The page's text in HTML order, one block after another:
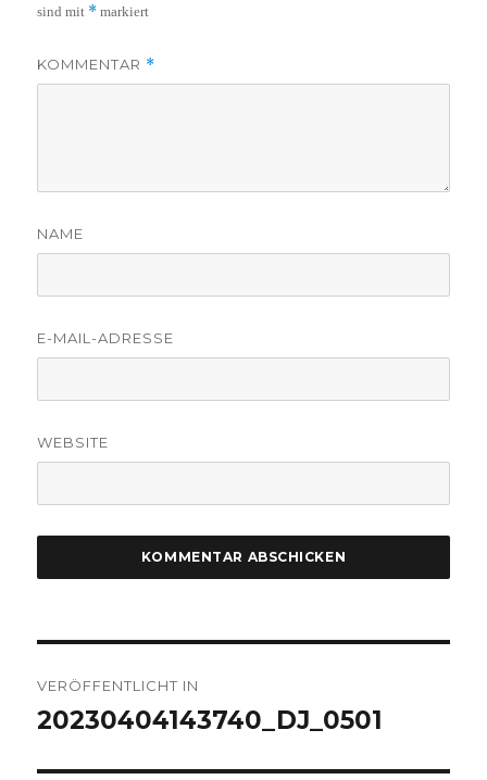
sind mit * markiert
KOMMENTAR *
NAME
E-MAIL-ADRESSE
WEBSITE
VERÖFFENTLICHT IN
20230404143740_DJ_0501